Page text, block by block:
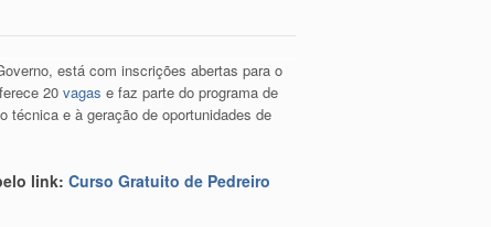
está com inscrições abertas para o
20 vagas e faz parte do programa de
técnica e à geração de oportunidades de
link: Curso Gratuito de Pedreiro